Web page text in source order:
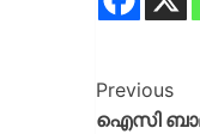
Previous
ഐസി